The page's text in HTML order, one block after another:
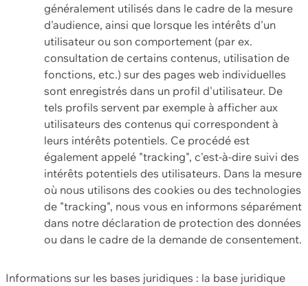
généralement utilisés dans le cadre de la mesure
d'audience, ainsi que lorsque les intérêts d'un
utilisateur ou son comportement (par ex.
consultation de certains contenus, utilisation de
fonctions, etc.) sur des pages web individuelles
sont enregistrés dans un profil d'utilisateur. De
tels profils servent par exemple à afficher aux
utilisateurs des contenus qui correspondent à
leurs intérêts potentiels. Ce procédé est
également appelé "tracking", c'est-à-dire suivi des
intérêts potentiels des utilisateurs. Dans la mesure
où nous utilisons des cookies ou des technologies
de "tracking", nous vous en informons séparément
dans notre déclaration de protection des données
ou dans le cadre de la demande de consentement.
Informations sur les bases juridiques : la base juridique